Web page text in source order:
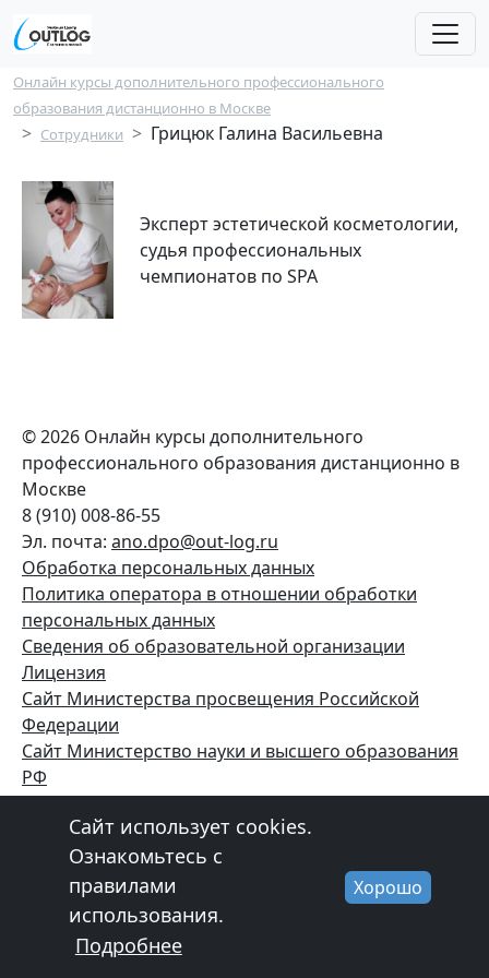
Перейти к основному содержанию
Строка навигации
Онлайн курсы дополнительного профессионального
образования дистанционно в Москве
Сотрудники
Грицюк Галина Васильевна
Эксперт эстетической косметологии,
cудья профессиональных
чемпионатов по SPA
© 2026 Онлайн курсы дополнительного
профессионального образования дистанционно в
Москве
8 (910) 008-86-55
Эл. почта: ano.dpo@out-log.ru
Обработка персональных данных
Политика оператора в отношении обработки
персональных данных
Сведения об образовательной организации
Лицензия
Сайт Министерства просвещения Российской
Федерации
Сайт Министерство науки и высшего образования
РФ
Вакансии
Сайт разработан вgetinfo.pro
Сайт использует cookies.
Ознакомьтесь с
правилами
использования.
Подробнее
Хорошо